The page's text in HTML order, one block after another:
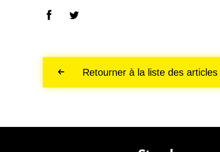
Retourner à la liste des articles